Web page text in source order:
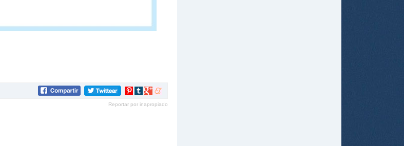
Compartir
Pinterest
Compartir
tumblr
Compartir
Google+
Compartir
meneame
Reportar por inapropiado